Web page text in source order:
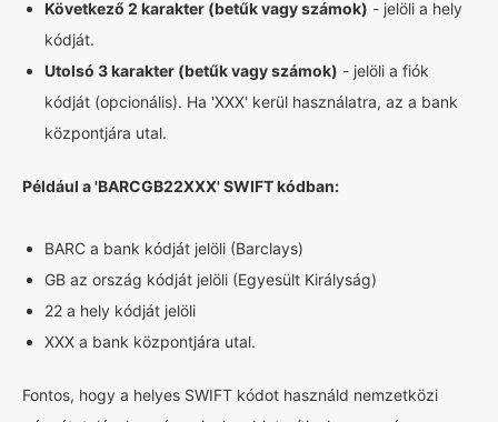
Következő 2 karakter (betűk vagy számok) - jelöli a hely
kódját.
Utolsó 3 karakter (betűk vagy számok) - jelöli a fiók
kódját (opcionális). Ha 'XXX' kerül használatra, az a bank
központjára utal.
Például a 'BARCGB22XXX' SWIFT kódban:
BARC a bank kódját jelöli (Barclays)
GB az ország kódját jelöli (Egyesült Királyság)
22 a hely kódját jelöli
XXX a bank központjára utal.
Fontos, hogy a helyes SWIFT kódot használd nemzetközi